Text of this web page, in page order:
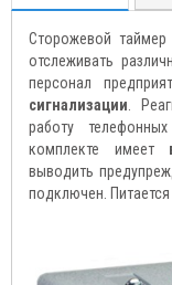
Сторожевой таймер
отслеживать
персонал
сигнализации .
работу
комплекте имеет
выводить
подключен. Питается